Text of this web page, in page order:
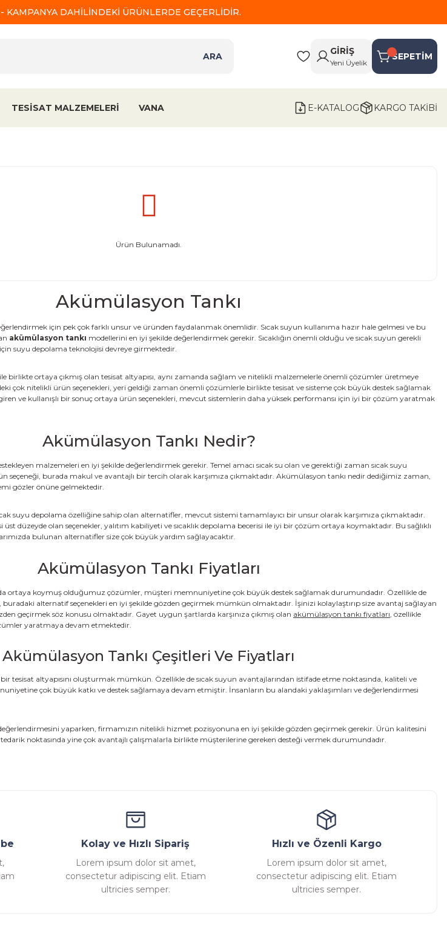
- KAMPANYA DAHİLİNDEKİ ÜRÜNLERDE GEÇERLİDİR.
ARA
GİRİŞ
Yeni Üyelik
SEPETİM
TESİSAT MALZEMELERİ VANA E-KATALOG KARGO TAKİBİ
Ürün Bulunamadı.
Akümülasyon Tankı
için pek çok farklı unsur ve üründen faydalanmak önemlidir. Sıcak suyun kullanıma hazır hale gelmesi ve bu
akümülasyon tankı modellerini en iyi şekilde değerlendirmek gerekir. Sıcaklığın önemli olduğu ve sıcak suyun gerekli
için suyu depolama teknolojisi devreye girmektedir.
birlikte ortaya çıkmış olan tesisat altyapısı, aynı zamanda sağlam ve nitelikli malzemelerle önemli çözümler üretmeye
çok nitelikli ürün seçenekleri, yeri geldiği zaman önemli çözümlerle birlikte tesisat ve sisteme çok büyük destek sağlamak
ve kullanışlı bir sonuç ortaya ürün seçenekleri, mevcut sistemlerin daha yüksek performansı için iyi bir çözüm yaratmak
Akümülasyon Tankı Nedir?
malzemeleri en iyi şekilde değerlendirmek gerekir. Temel amacı sıcak su olan ve gerektiği zaman sıcak suyu
seçeneği, burada makul ve avantajlı bir tercih olarak karşımıza çıkmaktadır. Akümülasyon tankı nedir dediğimiz zaman,
gözler önüne gelmektedir.
suyu depolama özelliğine sahip olan alternatifler, mevcut sistemi tamamlayıcı bir unsur olarak karşımıza çıkmaktadır.
düzeyde olan seçenekler, yalıtım kabiliyeti ve sıcaklık depolama becerisi ile iyi bir çözüm ortaya koymaktadır. Bu sağlıklı
bulunan alternatifler size çok büyük yardım sağlayacaktır.
Akümülasyon Tankı Fiyatları
ortaya koymuş olduğumuz çözümler, müşteri memnuniyetine çok büyük destek sağlamak durumundadır. Özellikle de
buradaki alternatif seçenekleri en iyi şekilde gözden geçirmek mümkün olmaktadır. İşinizi kolaylaştırıp size avantaj sağlayan
geçirmek söz konusu olmaktadır. Gayet uygun şartlarda karşınıza çıkmış olan akümülasyon tankı fiyatları, özellikle
yaratmaya devam etmektedir.
Akümülasyon Tankı Çeşitleri Ve Fiyatları
tesisat altyapısını oluşturmak mümkün. Özellikle de sıcak suyun avantajlarından istifade etme noktasında, kaliteli ve
çok büyük katkı ve destek sağlamaya devam etmiştir. İnsanların bu alandaki yaklaşımları ve değerlendirmesi
yaparken, firmamızın nitelikli hizmet pozisyonuna en iyi şekilde gözden geçirmek gerekir. Ürün kalitesini
noktasında yine çok avantajlı çalışmalarla birlikte müşterilerine gereken desteği vermek durumundadır.
Kolay ve Hızlı Sipariş
Lorem ipsum dolor sit amet,
consectetur adipiscing elit. Etiam
ultricies semper.
Hızlı ve Özenli Kargo
Lorem ipsum dolor sit amet,
consectetur adipiscing elit. Etiam
ultricies semper.